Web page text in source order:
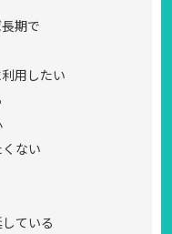
期で
用したい
ない
ている